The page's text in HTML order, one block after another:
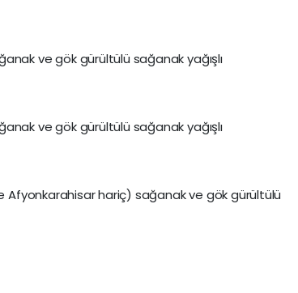
ve gök gürültülü sağanak yağışlı
ve gök gürültülü sağanak yağışlı
Afyonkarahisar hariç) sağanak ve gök gürültülü